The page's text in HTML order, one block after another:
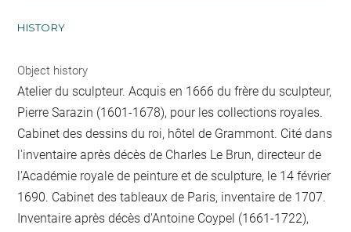
HISTORY
Object history
Atelier du sculpteur. Acquis en 1666 du frère du sculpteur,
Pierre Sarazin (1601-1678), pour les collections royales.
Cabinet des dessins du roi, hôtel de Grammont. Cité dans
l'inventaire après décès de Charles Le Brun, directeur de
l'Académie royale de peinture et de sculpture, le 14 février
1690. Cabinet des tableaux de Paris, inventaire de 1707.
Inventaire après décès d'Antoine Coypel (1661-1722),